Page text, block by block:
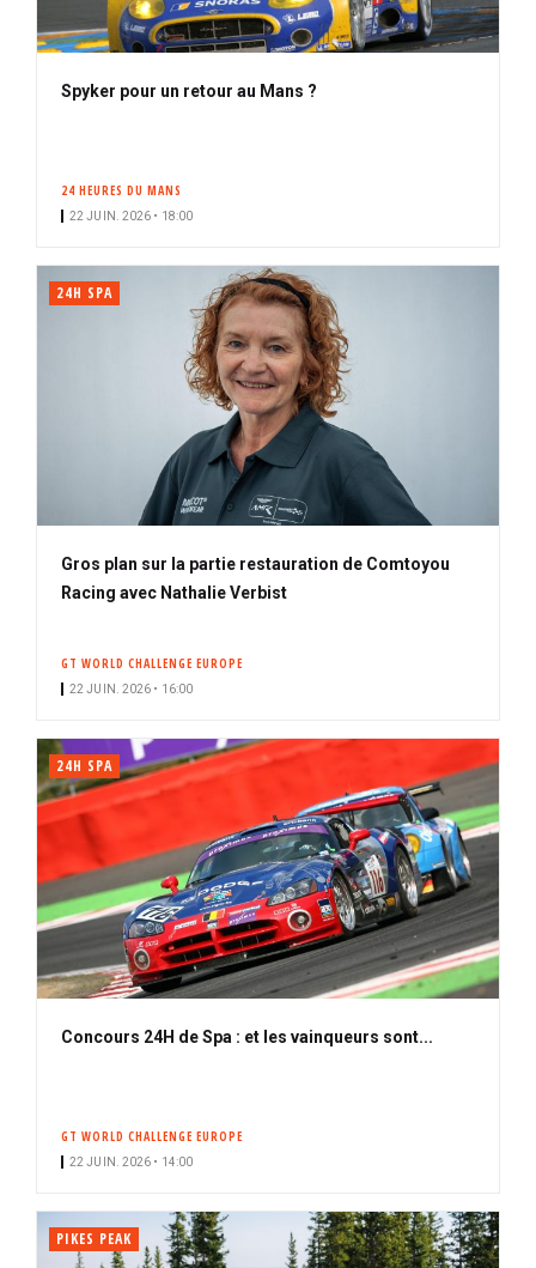
Spyker pour un retour au Mans ?
24 HEURES DU MANS
22 JUIN. 2026 • 18:00
24H SPA
Gros plan sur la partie restauration de Comtoyou
Racing avec Nathalie Verbist
GT WORLD CHALLENGE EUROPE
22 JUIN. 2026 • 16:00
24H SPA
Concours 24H de Spa : et les vainqueurs sont...
GT WORLD CHALLENGE EUROPE
22 JUIN. 2026 • 14:00
PIKES PEAK